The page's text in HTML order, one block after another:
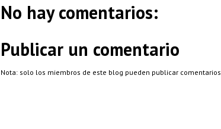
No hay comentarios:
Publicar un comentario
Nota: solo los miembros de este blog pueden publicar comentarios.